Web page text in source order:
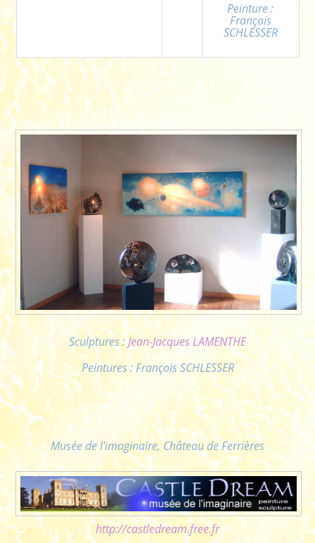
Peinture :
François
SCHLESSER
Sculptures :Jean-Jacques LAMENTHE
Peintures : François SCHLESSER
Musée de l'imaginaire, Château de Ferrières
http://castledream.free.fr